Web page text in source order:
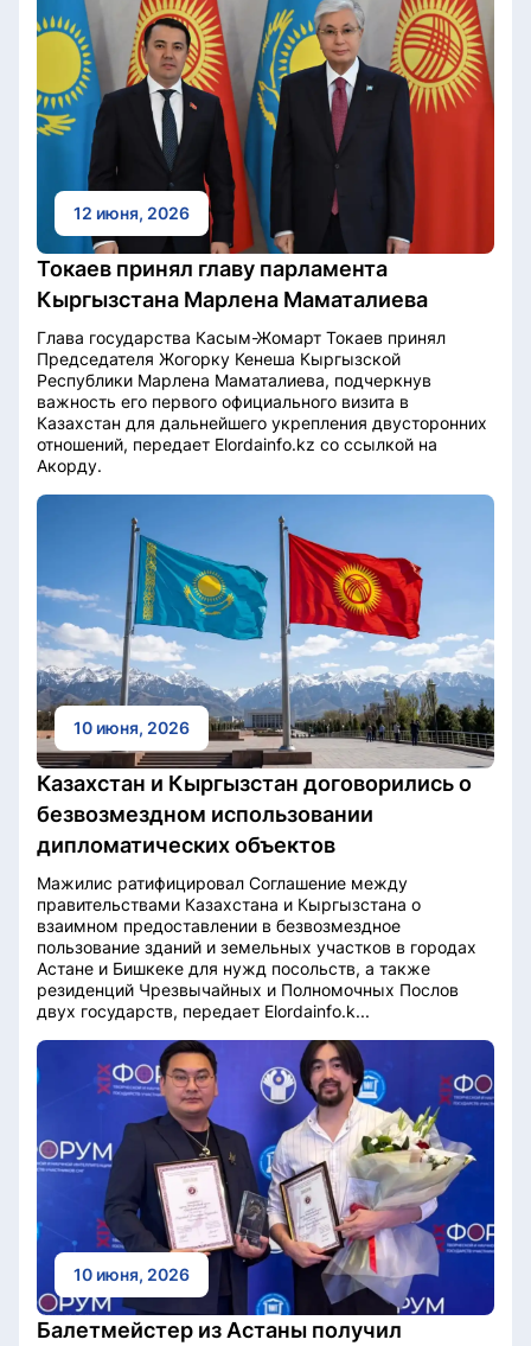
12 июня, 2026
Токаев принял главу парламента
Кыргызстана Марлена Маматалиева
Глава государства Касым-Жомарт Токаев принял
Председателя Жогорку Кенеша Кыргызской
Республики Марлена Маматалиева, подчеркнув
важность его первого официального визита в
Казахстан для дальнейшего укрепления двусторонних
отношений, передает Elordainfo.kz со ссылкой на
Акорду.
10 июня, 2026
Казахстан и Кыргызстан договорились о
безвозмездном использовании
дипломатических объектов
Мажилис ратифицировал Соглашение между
правительствами Казахстана и Кыргызстана о
взаимном предоставлении в безвозмездное
пользование зданий и земельных участков в городах
Астане и Бишкеке для нужд посольств, а также
резиденций Чрезвычайных и Полномочных Послов
двух государств, передает Elordainfo.k...
10 июня, 2026
Балетмейстер из Астаны получил